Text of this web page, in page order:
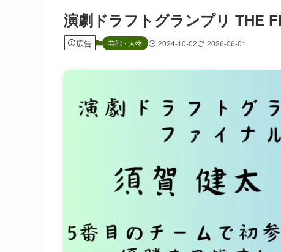
演劇ドラフトグランプリ THE
広告 芸能・人物 2024-10-02 2026-06-01